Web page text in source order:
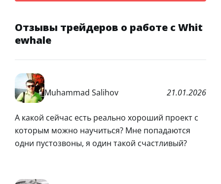
Отзывы трейдеров о работе с Whit
ewhale
Muhammad Salihov 21.01.2026
А какой сейчас есть реально хороший проект с
которым можно научиться? Мне попадаются
одни пустозвоны, я один такой счастливый?